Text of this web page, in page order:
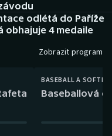
odlétá do Paříže
obhajuje 4 medaile
Zobrazit program
BASEBALL A
Baseballová